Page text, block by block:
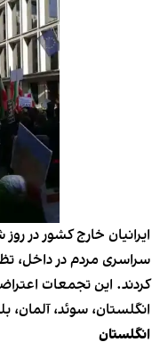
سراسری مردم در داخل،
کردند. این تجمعات
انگلستان، سوئد، آلمان،
انگلستان